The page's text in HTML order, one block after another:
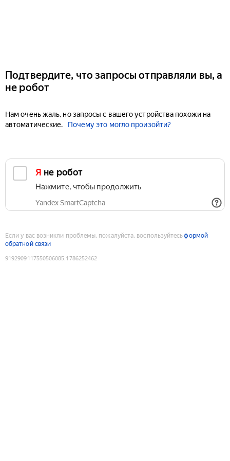
Подтвердите, что запросы отправляли вы, а
не робот
Нам очень жаль, но запросы с вашего устройства похожи на
автоматические.
Почему это могло произойти?
Я не робот
Нажмите, чтобы продолжить
Yandex SmartCaptcha
Если у вас возникли проблемы, пожалуйста, воспользуйтесьформой
обратной связи
9192909117550506085:1786252462